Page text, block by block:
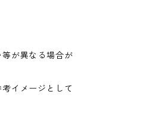
が異なる場合が
イメージとして